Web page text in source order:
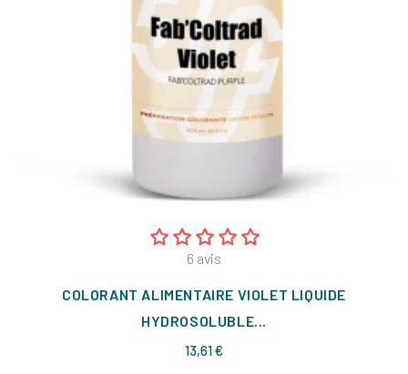
6 avis
COLORANT ALIMENTAIRE VIOLET LIQUIDE
HYDROSOLUBLE...
13,61 €